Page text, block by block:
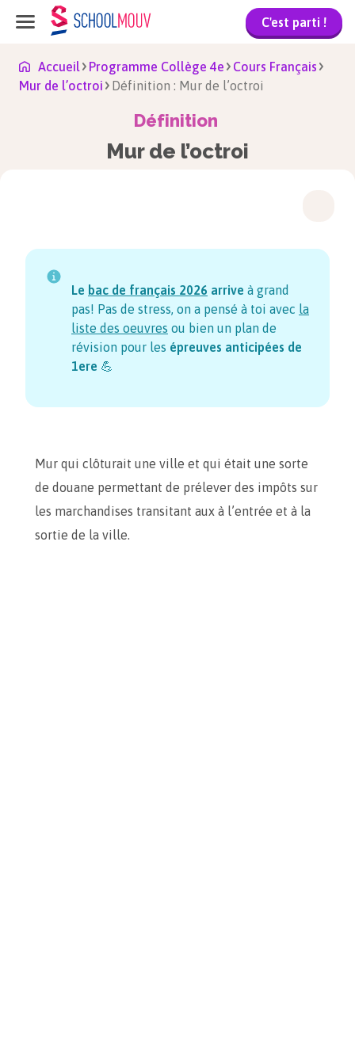
C'est parti !
Accueil Programme Collège 4e
Cours Français
Mur de l’octroi
Définition : Mur de l’octroi
Définition
Mur de l’octroi
Le bac de français 2026 arrive à grand
pas! Pas de stress, on a pensé à toi avec la
liste des oeuvres ou bien un plan de
révision pour les épreuves anticipées de
1ere 💪
Mur qui clôturait une ville et qui était une sorte
de douane permettant de prélever des impôts sur
les marchandises transitant aux à l’entrée et à la
sortie de la ville.